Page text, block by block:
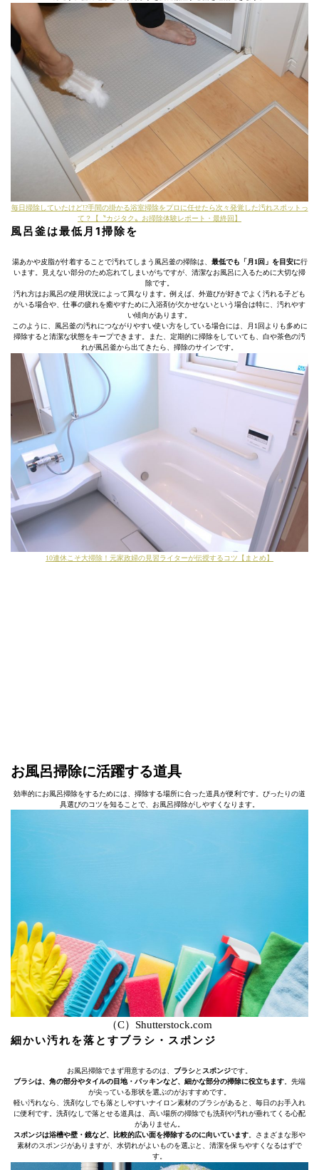
毎日掃除していたけど!?手間の掛かる浴室掃除をプロに任せたら次々発覚した汚れスポットっ
て？【〝カジタク〟お掃除体験レポート・最終回】
風呂釜は最低月1掃除を
湯あかや皮脂が付着することで汚れてしまう風呂釜の掃除は、 最低でも「月1回」を目安に行
います。見えない部分のため忘れてしまいがちですが、清潔なお風呂に入るために大切な掃
除です。
汚れ方はお風呂の使用状況によって異なります。例えば、外遊びが好きでよく汚れる子ども
がいる場合や、仕事の疲れを癒やすために入浴剤が欠かせないという場合は特に、汚れやす
い傾向があります。
このように、風呂釜の汚れにつながりやすい使い方をしている場合には、月1回よりも多めに
掃除すると清潔な状態をキープできます。また、定期的に掃除をしていても、白や茶色の汚
れが風呂釜から出てきたら、掃除のサインです。
10連休こそ大掃除！元家政婦の見習ライターが伝授するコツ【まとめ】
お風呂掃除に活躍する道具
効率的にお風呂掃除をするためには、掃除する場所に合った道具が便利です。ぴったりの道
具選びのコツを知ることで、お風呂掃除がしやすくなります。
（C）Shutterstock.com
細かい汚れを落とすブラシ・スポンジ
お風呂掃除でまず用意するのは、 ブラシと スポンジです。
ブラシは、角の部分やタイルの目地・パッキンなど、細かな部分の掃除に役立ちます 。先端
が尖っている形状を選ぶのがおすすめです。
軽い汚れなら、洗剤なしでも落としやすいナイロン素材のブラシがあると、毎日のお手入れ
に便利です。洗剤なしで落とせる道具は、高い場所の掃除でも洗剤や汚れが垂れてくる心配
がありません。
スポンジは浴槽や壁・鏡など、比較的広い面を掃除するのに向いています 。さまざまな形や
素材のスポンジがありますが、水切れがよいものを選ぶと、清潔を保ちやすくなるはずで
す。